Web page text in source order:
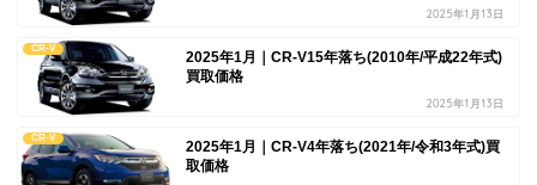
2025年1月13日
CR-V
2025年1月｜CR-V15年落ち(2010年/平成22年式)
買取価格
2025年1月13日
CR-V
2025年1月｜CR-V4年落ち(2021年/令和3年式)買
取価格